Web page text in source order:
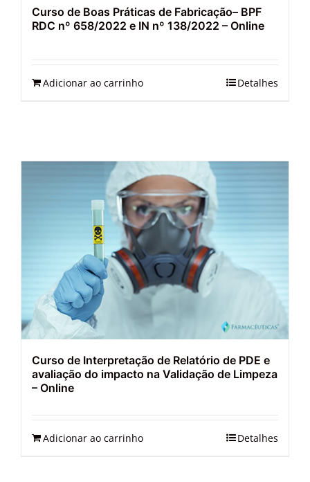
Curso de Boas Práticas de Fabricação– BPF
RDC nº 658/2022 e IN nº 138/2022 – Online
Adicionar ao carrinho Detalhes
Curso de Interpretação de Relatório de PDE e
avaliação do impacto na Validação de Limpeza
– Online
Adicionar ao carrinho Detalhes